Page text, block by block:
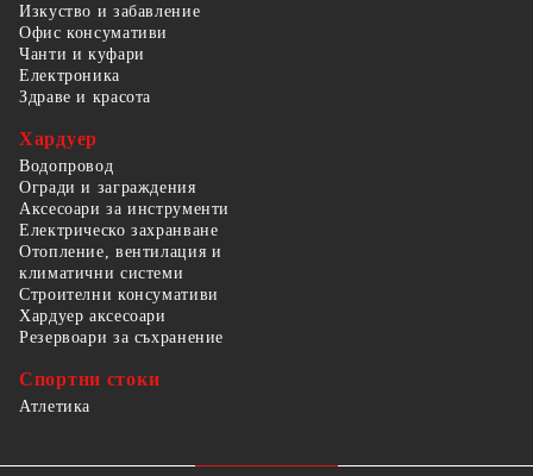
Изкуство и забавление
Офис консумативи
Чанти и куфари
Електроника
Здраве и красота
Хардуер
Водопровод
Огради и заграждения
Аксесоари за инструменти
Електрическо захранване
Отопление, вентилация и
климатични системи
Строителни консумативи
Хардуер аксесоари
Резервоари за съхранение
Спортни стоки
Атлетика